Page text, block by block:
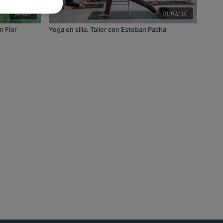
50:46
Flor
01:04:14
Yoga en silla. Taller con Esteban Pacha